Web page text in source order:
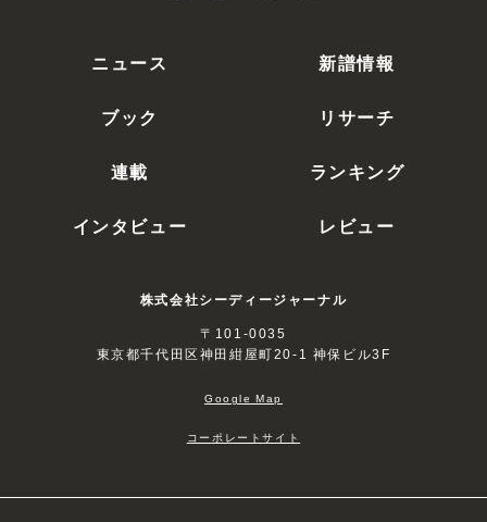
ニュース 新譜情報
ブック リサーチ
連載 ランキング
インタビュー レビュー
株式会社シーディージャーナル
〒101-0035
東京都千代田区神田紺屋町20-1 神保ビル3F
Google Map
コーポレートサイト